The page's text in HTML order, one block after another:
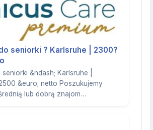
seniorki ? Karlsruhe | 2300?
&ndash; Karlsruhe |
&euro; netto Poszukujemy
lub dobrą znajom…